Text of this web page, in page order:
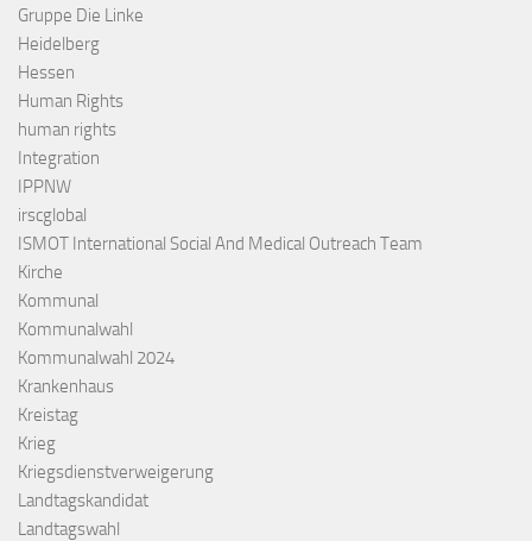
Gruppe Die Linke
Heidelberg
Hessen
Human Rights
human rights
Integration
IPPNW
irscglobal
ISMOT International Social And Medical Outreach Team
Kirche
Kommunal
Kommunalwahl
Kommunalwahl 2024
Krankenhaus
Kreistag
Krieg
Kriegsdienstverweigerung
Landtagskandidat
Landtagswahl